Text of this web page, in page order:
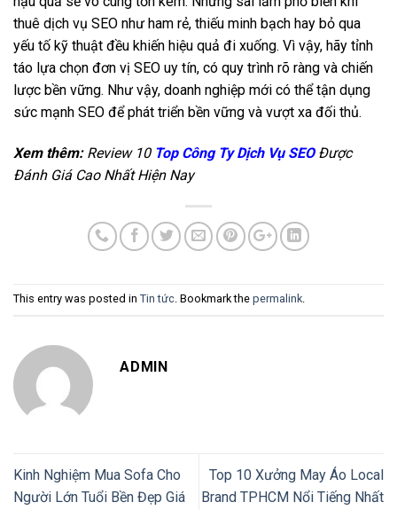
thuê dịch vụ SEO như ham rẻ, thiếu minh bạch hay bỏ qua
yếu tố kỹ thuật đều khiến hiệu quả đi xuống. Vì vậy, hãy tỉnh
táo lựa chọn đơn vị SEO uy tín, có quy trình rõ ràng và chiến
lược bền vững. Như vậy, doanh nghiệp mới có thể tận dụng
sức mạnh SEO để phát triển bền vững và vượt xa đối thủ.
Xem thêm: Review 10 Top Công Ty Dịch Vụ SEOĐược
Đánh Giá Cao Nhất Hiện Nay
This entry was posted in Tin tức. Bookmark the permalink.
ADMIN
Kinh Nghiệm Mua Sofa Cho
Người Lớn Tuổi Bền Đẹp Giá
Top 10 Xưởng May Áo Local
Brand TPHCM Nổi Tiếng Nhất